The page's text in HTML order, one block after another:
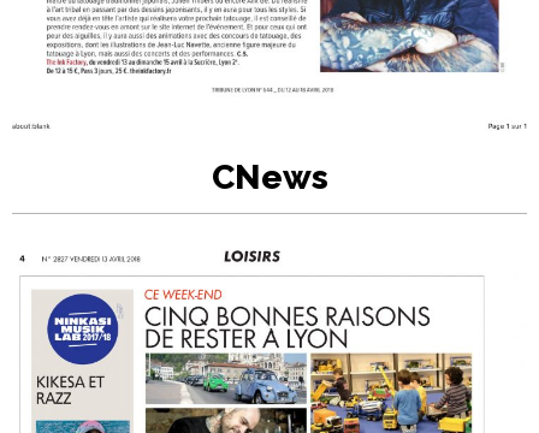
CNews